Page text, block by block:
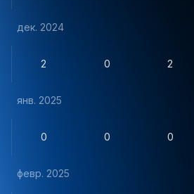
дек. 2024
2 0 2
янв. 2025
0 0 0
февр. 2025